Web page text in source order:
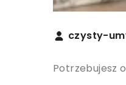
czysty-
Potrzebujesz